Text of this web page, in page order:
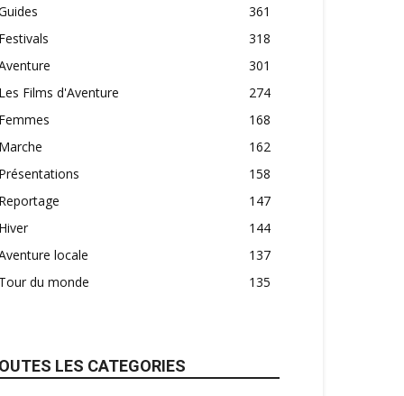
361
318
301
Films d'Aventure
274
168
162
158
147
144
locale
137
du monde
135
LES CATEGORIES